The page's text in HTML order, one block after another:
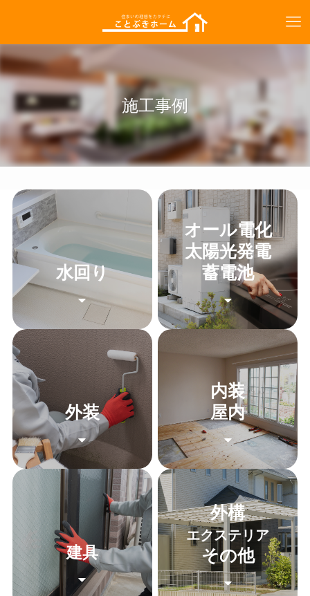
施工事例
水回り
オール電化
太陽光発電
蓄電池
外装
内装
屋内
建具
外構
エクステリア
その他